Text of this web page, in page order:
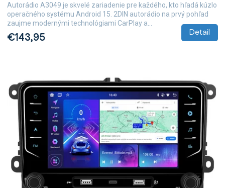
€143,95 Detail
Autorádio A3049 je skvelé zariadenie pre každého, kto hľadá kúzlo
operačného systému Android 15. 2DIN autorádio na prvý pohľad
zaujme modernými technológiami CarPlay a...